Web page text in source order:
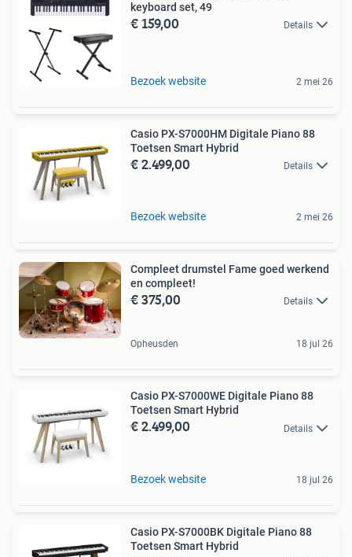
keyboard set, 49
€ 159,00 Details
Bezoek website 2 mei 26
Casio PX-S7000HM Digitale Piano 88
Toetsen Smart Hybrid
€ 2.499,00 Details
Bezoek website 2 mei 26
Compleet drumstel Fame goed werkend
en compleet!
€ 375,00 Details
Opheusden 18 jul 26
Casio PX-S7000WE Digitale Piano 88
Toetsen Smart Hybrid
€ 2.499,00 Details
Bezoek website 18 jul 26
Casio PX-S7000BK Digitale Piano 88
Toetsen Smart Hybrid